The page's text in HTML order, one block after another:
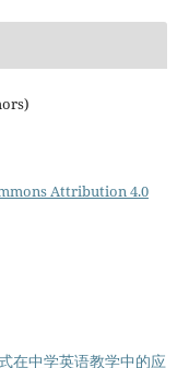
Attribution 4.0
在中学英语教学中的应